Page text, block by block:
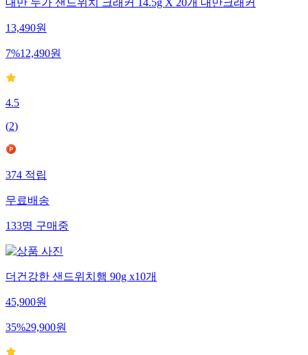
대만 누가 샌드위치 크래커 14.5g X 20개 대만크래커
13,490원
7%12,490원
4.5
(2)
374적립
무료배송
133명구매중
더건강한 샌드위치햄 90g x10개
45,900원
35%29,900원